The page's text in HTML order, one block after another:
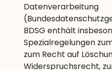
Datenverarbeitung
BDSG enthält
Spezialregelungen
zum Recht auf
Widerspruchsrecht,